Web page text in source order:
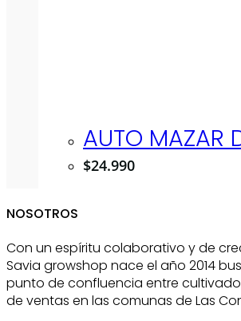
AUTO MAZAR
$24.990
NOSOTROS
Con un espíritu colaborativo y de
Savia growshop nace el año 2014
punto de confluencia entre
de ventas en las comunas de Las